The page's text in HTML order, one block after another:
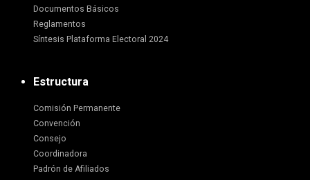
Documentos Básicos
Reglamentos
Síntesis Plataforma Electoral 2024
Estructura
Comisión Permanente
Convención
Consejo
Coordinadora
Padrón de Afiliados